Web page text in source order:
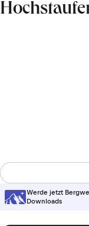
Werde jetzt
Downloads